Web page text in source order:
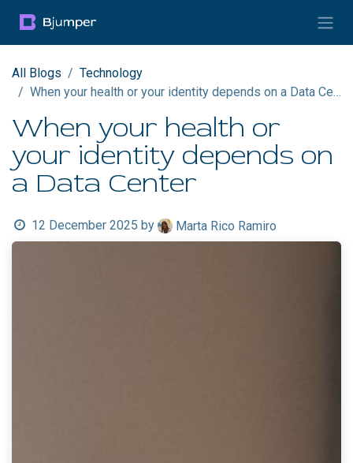
All Blogs
Technology
When your health or your identity depends on a Data Center
When your health or
your identity depends on
a Data Center
12 December 2025 by Marta Rico Ramiro